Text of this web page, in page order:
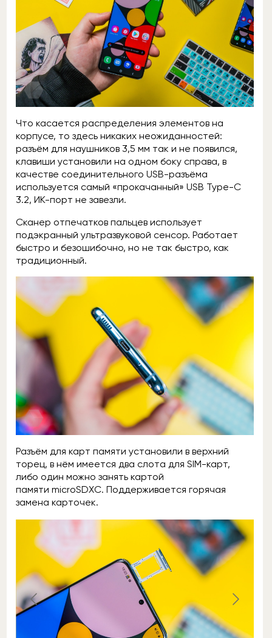
Что касается распределения элементов на
корпусе, то здесь никаких неожиданностей:
разъём для наушников 3,5 мм так и не появился,
клавиши установили на одном боку справа, в
качестве соединительного USB-разъёма
используется самый «прокачанный» USB Type-C
3.2, ИК-порт не завезли.
Сканер отпечатков пальцев использует
подэкранный ультразвуковой сенсор. Работает
быстро и безошибочно, но не так быстро, как
традиционный.
Разъём для карт памяти установили в верхний
торец, в нём имеется два слота для SIM-карт,
либо один можно занять картой
памяти microSDXC. Поддерживается горячая
замена карточек.